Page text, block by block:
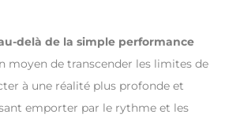
delà de la simple performance
moyen de transcender les limites de
à une réalité plus profonde et
emporter par le rythme et les